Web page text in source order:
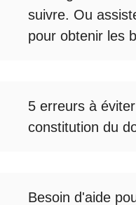
suivre. Ou
pour obtenir les
5 erreurs à
constitution du
Besoin d'aide